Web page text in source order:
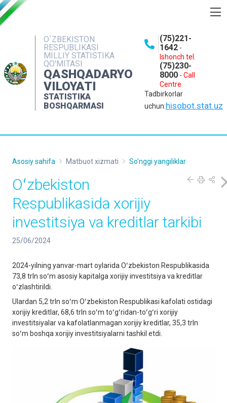
O`ZBEKISTON
RESPUBLIKASI
MILLIY STATISTIKA
QO'MITASI
QASHQADARYO
VILOYATI
STATISTIKA
BOSHQARMASI
(75)221-
1642 -
Ishonch tel.
(75)230-
8000 - Call
Centre
Tadbirkorlar
uchun:hisobot.stat.uz
OCHIQ MA'LUMOTLAR
NASHRLAR
INTERAKTIV XIZMATLAR
MATBUOT XIZMATI
KONTAKTLAR
Asosiy sahifa Matbuot xizmati So'nggi yangiliklar
Oʻzbekiston
Respublikasida xorijiy
investitsiya va kreditlar tarkibi
25/06/2024
2024-yilning yanvar-mart oylarida Oʻzbekiston Respublikasida
73,8 trln soʻm asosiy kapitalga xorijiy investitsiya va kreditlar
oʻzlashtirildi.
Ulardan 5,2 trln soʻm Oʻzbekiston Respublikasi kafolati ostidagi
xorijiy kreditlar, 68,6 trln soʻm toʻgʻridan-toʻgʻri xorijiy
investitsiyalar va kafolatlanmagan xorijiy kreditlar, 35,3 trln
soʻm boshqa xorijiy investitsiyalarni tashkil etdi.